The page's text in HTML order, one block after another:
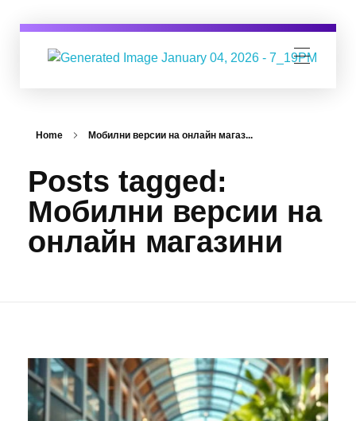
Home Мобилни версии на онлайн магаз...
Posts tagged:
Мобилни версии на
онлайн магазини